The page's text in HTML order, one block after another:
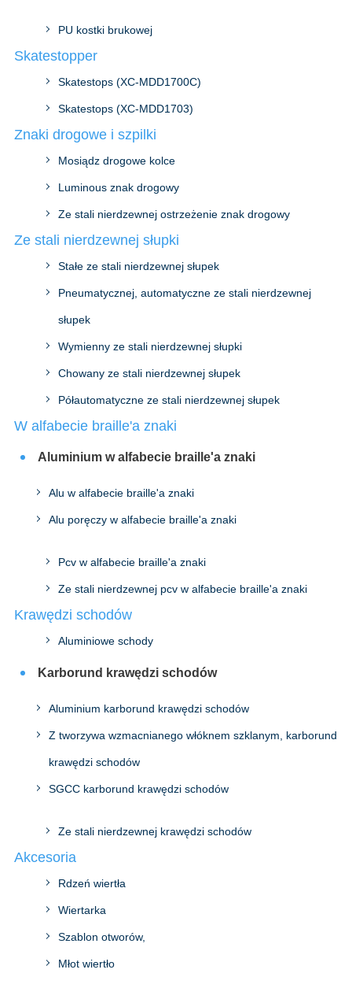
PU kostki brukowej
Skatestopper
Skatestops (XC-MDD1700C)
Skatestops (XC-MDD1703)
Znaki drogowe i szpilki
Mosiądz drogowe kolce
Luminous znak drogowy
Ze stali nierdzewnej ostrzeżenie znak drogowy
Ze stali nierdzewnej słupki
Stałe ze stali nierdzewnej słupek
Pneumatycznej, automatyczne ze stali nierdzewnej
słupek
Wymienny ze stali nierdzewnej słupki
Chowany ze stali nierdzewnej słupek
Półautomatyczne ze stali nierdzewnej słupek
W alfabecie braille'a znaki
Aluminium w alfabecie braille'a znaki
Alu w alfabecie braille'a znaki
Alu poręczy w alfabecie braille'a znaki
Pcv w alfabecie braille'a znaki
Ze stali nierdzewnej pcv w alfabecie braille'a znaki
Krawędzi schodów
Aluminiowe schody
Karborund krawędzi schodów
Aluminium karborund krawędzi schodów
Z tworzywa wzmacnianego włóknem szklanym, karborund
krawędzi schodów
SGCC karborund krawędzi schodów
Ze stali nierdzewnej krawędzi schodów
Akcesoria
Rdzeń wiertła
Wiertarka
Szablon otworów,
Młot wiertło